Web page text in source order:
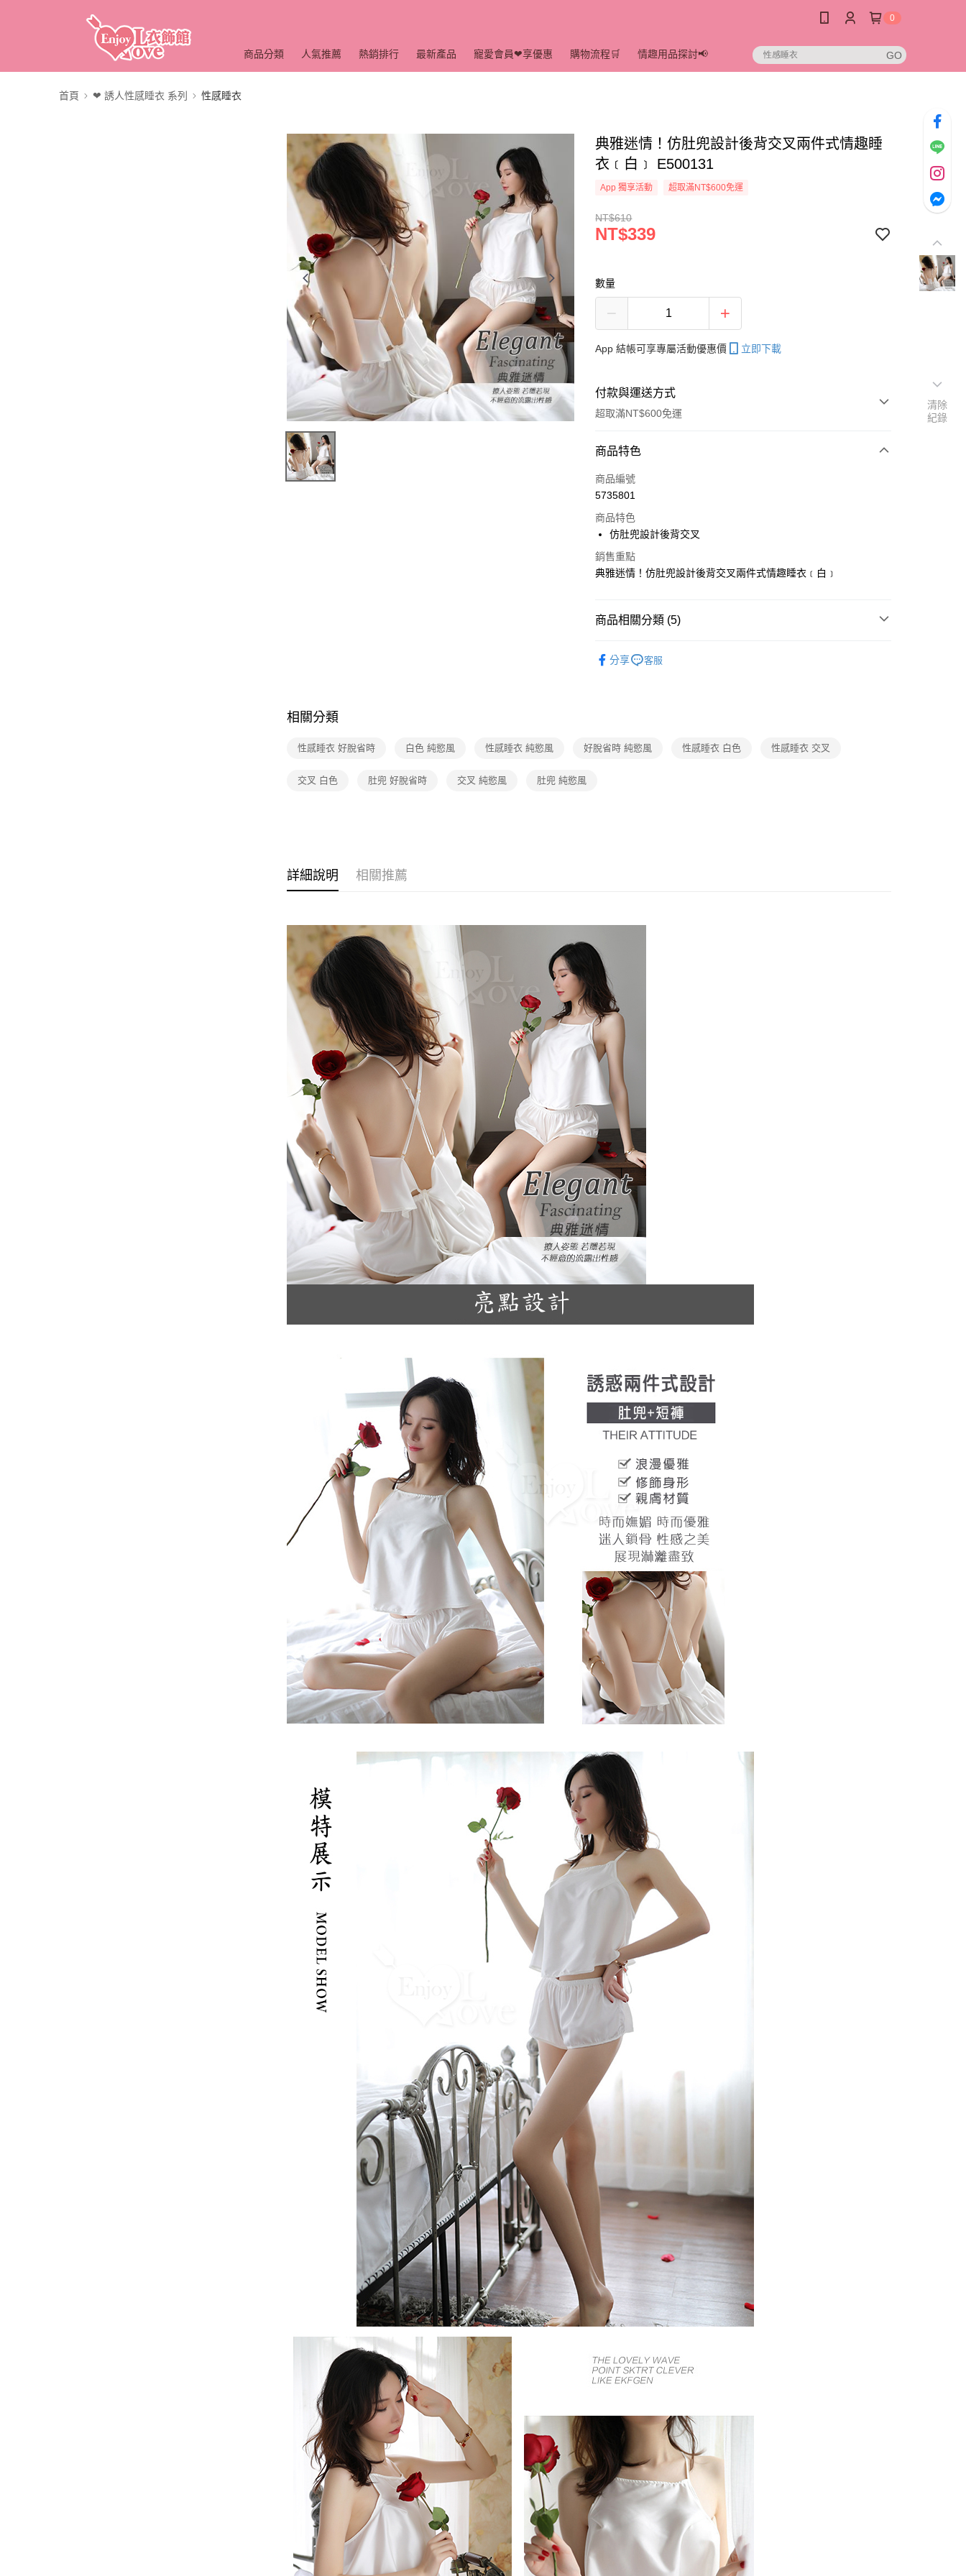
0
商品分類 人氣推薦 熱銷排行 最新產品 寵愛會員❤享優惠 購物流程🛒 情趣用品探討📢
首頁 ❤ 誘人性感睡衣 系列 性感睡衣
典雅迷情！仿肚兜設計後背交叉兩件式情趣睡
衣﹝白﹞ E500131
App 獨享活動 超取滿NT$600免運
NT$610
NT$339
數量
App 結帳可享專屬活動優惠價 立即下載
付款與運送方式
超取滿NT$600免運
付款方式
信用卡一次付款
LINE Pay
Apple Pay
付款後全家取貨
商品特色
商品編號
5735801
商品特色
仿肚兜設計後背交叉
銷售重點
典雅迷情！仿肚兜設計後背交叉兩件式情趣睡衣﹝白﹞
商品相關分類 (5)
戀愛密語 性感睡衣 第二件7折
分享 客服
相關分類
性感睡衣 好脫省時 白色 純慾風 性感睡衣 純慾風 好脫省時 純慾風 性感睡衣 白色 性感睡衣 交叉
交叉 白色 肚兜 好脫省時 交叉 純慾風 肚兜 純慾風
詳細說明 相關推薦
清除
紀錄